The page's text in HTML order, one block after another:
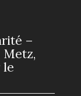
–
Metz,
le